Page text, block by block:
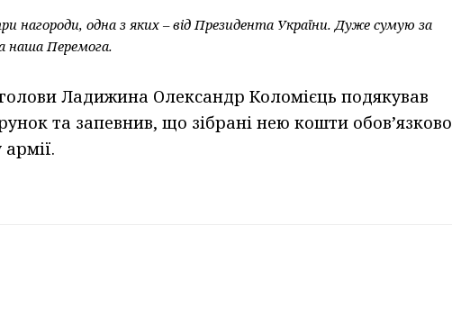
нагороди, одна з яких – від Президента України. Дуже сумую за
наша Перемога.
Ладижина Олександр Коломієць подякував
та запевнив, що зібрані нею кошти обов’язково